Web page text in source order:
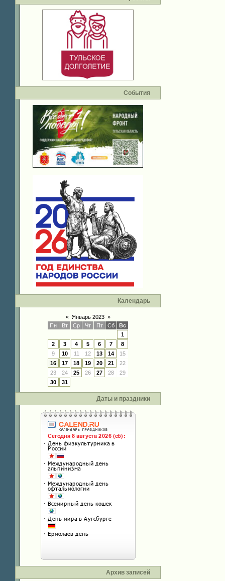
События
Календарь
« Январь 2023 »
Пн
Вт Ср Чт Пт Сб
Вс
1
2
3 4 5 6 7
8
9
10 11 12 13 14
15
16
17 18 19 20 21
22
23
24 25 26 27 28
29
30
31
Даты и праздники
Архив записей